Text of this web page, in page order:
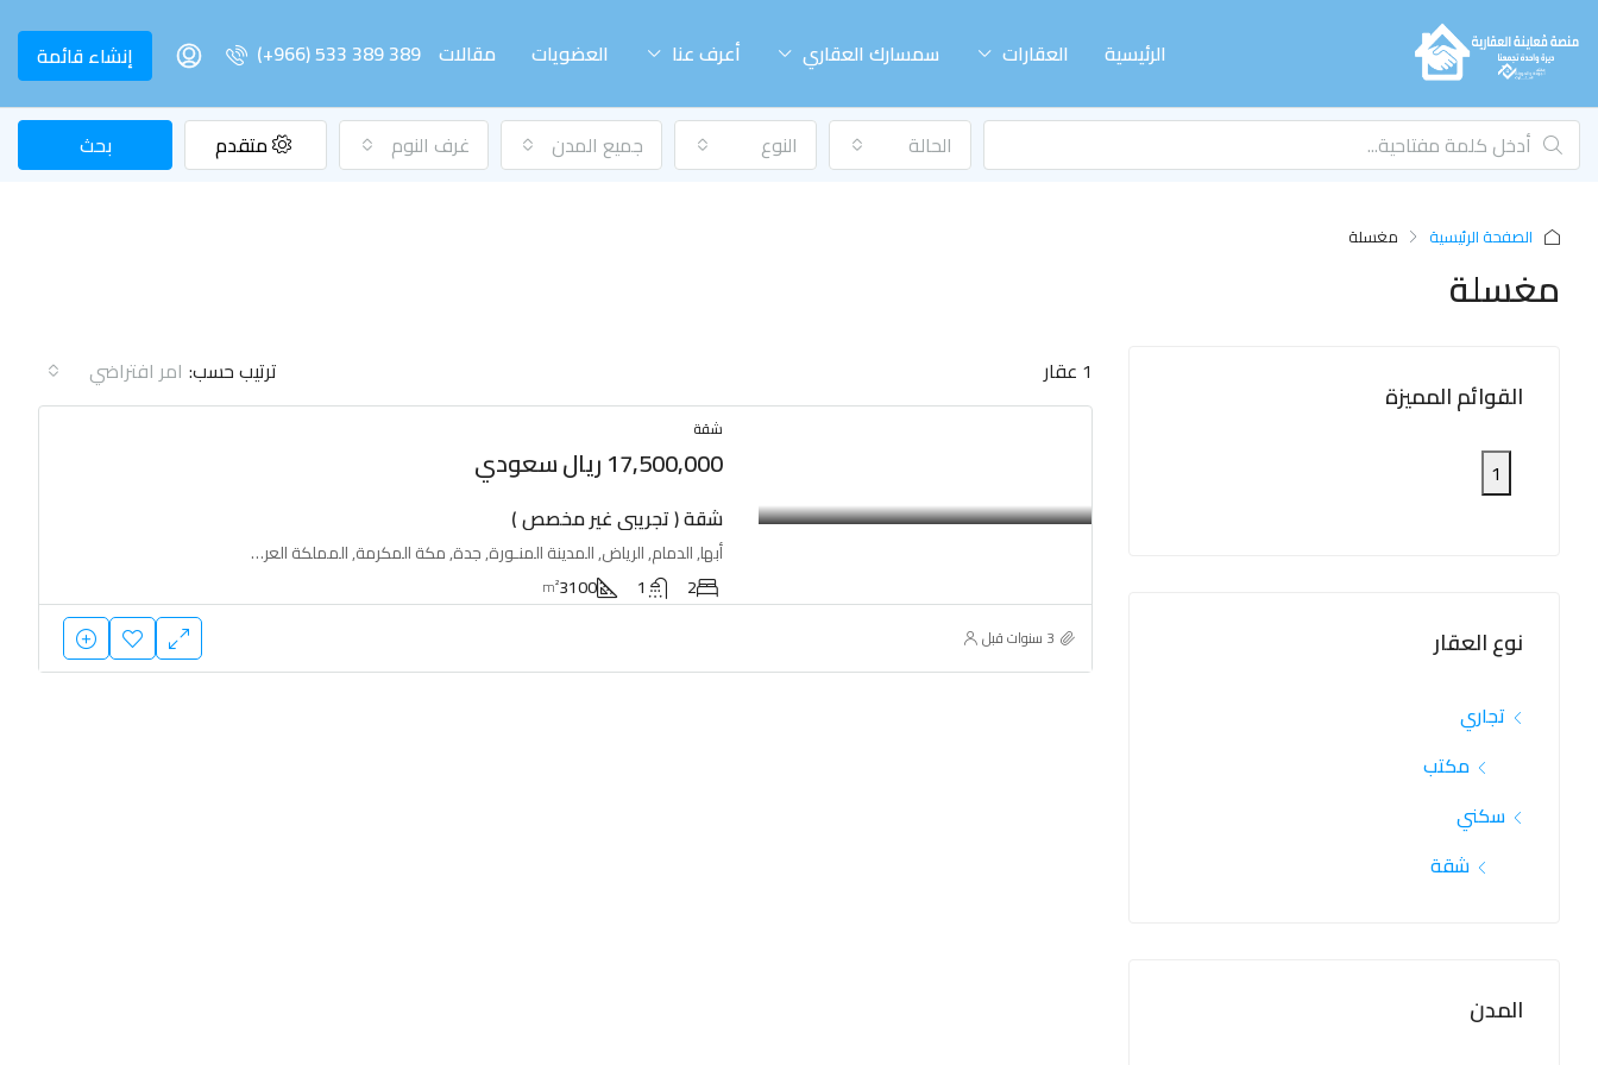
الرئيسية العقارات سمسارك العقاري أعرف عنا العضويات مقالات (+966) 533 389 389 إنشاء قائمة
الحالة النوع جميع المدن غرف النوم متقدم بحث
الصفحة الرئيسية مغسلة
مغسلة
1 عقار ترتيب حسب: امر افتراضي
شقة
17,500,000 ريال سعودي
شقة ( تجريبي غير مخصص )
أبها, الدمام, الرياض, المدينة المنـورة, جدة, مكة المكرمة, المملكة العربية السعودية
2
1
3100
m²
القوائم المميزة
1
نوع العقار
تجاري
مكتب
سكني
شقة
المدن